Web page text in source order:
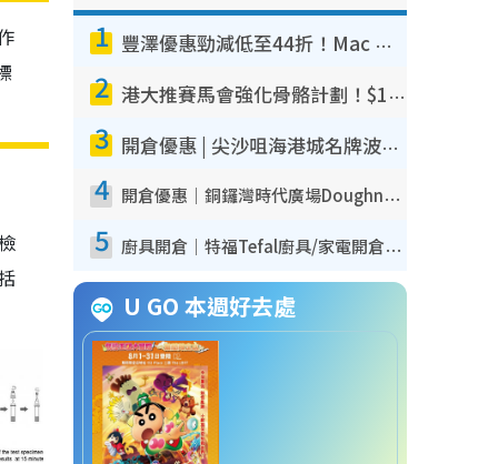
1 豐澤優惠勁減低至44折！Mac mini/iPhone17Pro大減價！廚房家電$220起
2 港大推賽馬會強化骨骼計劃！$100骨質密度X光檢查 完成免費運動訓練送超市禮券！附參加資格
3 開倉優惠 | 尖沙咀海港城名牌波鞋開倉低至1折！On鞋$899起／Joy&Peace鞋履$98起
4 開倉優惠｜銅鑼灣時代廣場Doughnut/Campo Marzio開倉低至1折！背囊、書包、手袋劈價$200起
5 廚具開倉｜特福Tefal廚具/家電開倉低至3折！$220起買平底鍋/炒鑊/湯煲！電飯煲/吸塵機/燙斗$418起
U GO 本週好去處